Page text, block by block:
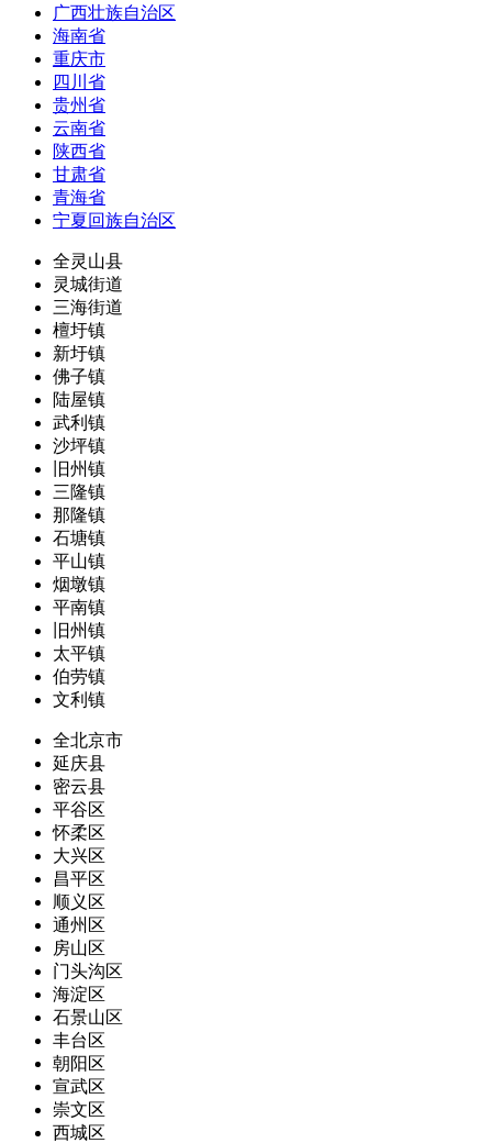
广西壮族自治区
海南省
重庆市
四川省
贵州省
云南省
陕西省
甘肃省
青海省
宁夏回族自治区
全灵山县
灵城街道
三海街道
檀圩镇
新圩镇
佛子镇
陆屋镇
武利镇
沙坪镇
旧州镇
三隆镇
那隆镇
石塘镇
平山镇
烟墩镇
平南镇
旧州镇
太平镇
伯劳镇
文利镇
全北京市
延庆县
密云县
平谷区
怀柔区
大兴区
昌平区
顺义区
通州区
房山区
门头沟区
海淀区
石景山区
丰台区
朝阳区
宣武区
崇文区
西城区